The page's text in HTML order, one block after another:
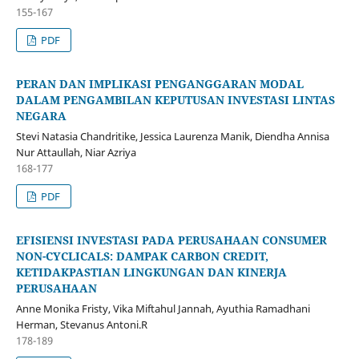
155-167
PDF
PERAN DAN IMPLIKASI PENGANGGARAN MODAL
DALAM PENGAMBILAN KEPUTUSAN INVESTASI LINTAS
NEGARA
Stevi Natasia Chandritike, Jessica Laurenza Manik, Diendha Annisa
Nur Attaullah, Niar Azriya
168-177
PDF
EFISIENSI INVESTASI PADA PERUSAHAAN CONSUMER
NON-CYCLICALS: DAMPAK CARBON CREDIT,
KETIDAKPASTIAN LINGKUNGAN DAN KINERJA
PERUSAHAAN
Anne Monika Fristy, Vika Miftahul Jannah, Ayuthia Ramadhani
Herman, Stevanus Antoni.R
178-189